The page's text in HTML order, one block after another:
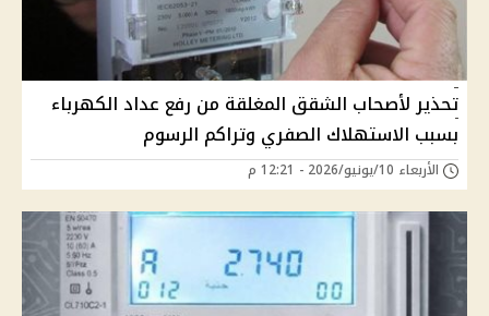
تحذير لأصحاب الشقق المغلقة من رفع عداد الكهرباء
بسبب الاستهلاك الصفري وتراكم الرسوم
الأربعاء 10/يونيو/2026 - 12:21 م